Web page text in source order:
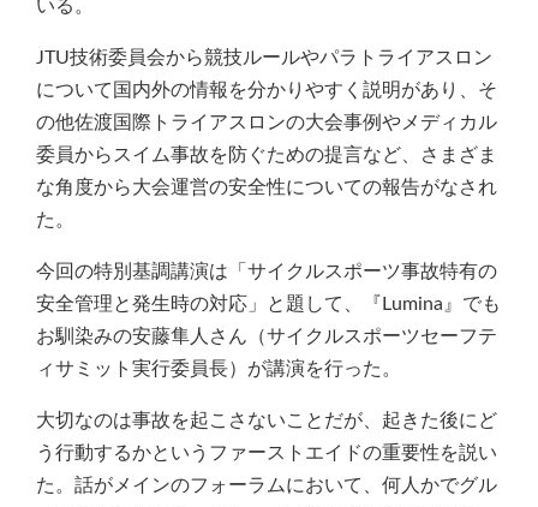
いる。
JTU技術委員会から競技ルールやパラトライアスロン
について国内外の情報を分かりやすく説明があり、そ
の他佐渡国際トライアスロンの大会事例やメディカル
委員からスイム事故を防ぐための提言など、さまざま
な角度から大会運営の安全性についての報告がなされ
た。
今回の特別基調講演は「サイクルスポーツ事故特有の
安全管理と発生時の対応」と題して、『Lumina』でも
お馴染みの安藤隼人さん（サイクルスポーツセーフテ
ィサミット実行委員長）が講演を行った。
大切なのは事故を起こさないことだが、起きた後にど
う行動するかというファーストエイドの重要性を説い
た。話がメインのフォーラムにおいて、何人かでグル